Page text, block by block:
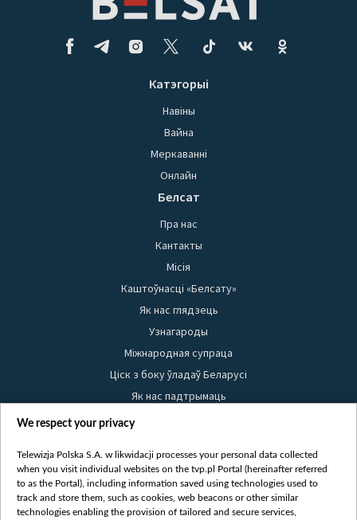
Катэгорыі
Навіны
Вайна
Меркаванні
Онлайн
Белсат
Пра нас
Кантакты
Місія
Каштоўнасці «Белсату»
Як нас глядзець
Узнагароды
Міжнародная супраца
Ціск з боку ўладаў Беларусі
Як нас падтрымаць
Правілы выкарыстання матэрыялаў
Бяспека
Youtube
Белсат news
We respect your privacy
Telewizja Polska S.A. w likwidacji processes your personal data collected
when you visit individual websites on the tvp.pl Portal (hereinafter referred
to as the Portal), including information saved using technologies used to
track and store them, such as cookies, web beacons or other similar
technologies enabling the provision of tailored and secure services,